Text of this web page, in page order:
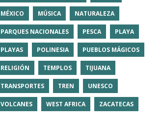
MÉXICO MÚSICA NATURALEZA
PARQUES NACIONALES PESCA PLAYA
PLAYAS POLINESIA PUEBLOS MÁGICOS
RELIGIÓN TEMPLOS TIJUANA
TRANSPORTES TREN UNESCO
VOLCANES WEST AFRICA ZACATECAS